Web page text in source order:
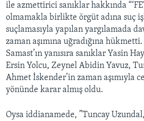
ile azmettirici sanıklar hakkında
olmamakla birlikte örgüt adına suç
suçlamasıyla yapılan yargılamada
zaman aşımına uğradığına
Samast’ın yanısıra sanıklar Yasin
Ersin Yolcu, Zeynel Abidin Yavuz,
Ahmet İskender’in zaman aşımıyla
yönünde karar almış oldu.
Oysa iddianamede, ”Tuncay